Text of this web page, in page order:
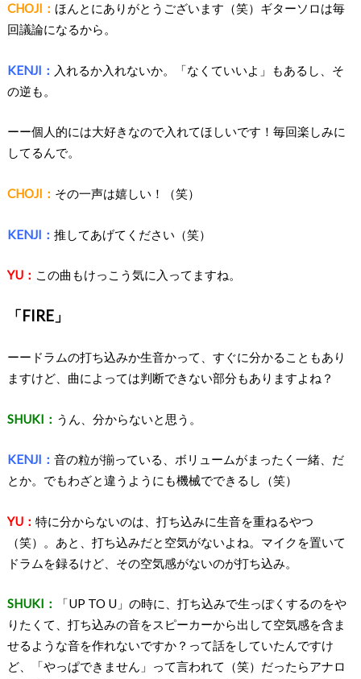
CHOJI： ほんとにありがとうございます（笑）ギターソロは毎
回議論になるから。
KENJI： 入れるか入れないか。「なくていいよ」もあるし、そ
の逆も。
ーー個人的には大好きなので入れてほしいです！毎回楽しみに
してるんで。
CHOJI： その一声は嬉しい！（笑）
KENJI： 推してあげてください（笑）
YU： この曲もけっこう気に入ってますね。
「FIRE」
ーードラムの打ち込みか生音かって、すぐに分かることもあり
ますけど、曲によっては判断できない部分もありますよね？
SHUKI： うん、分からないと思う。
KENJI： 音の粒が揃っている、ボリュームがまったく一緒、だ
とか。でもわざと違うようにも機械でできるし（笑）
YU： 特に分からないのは、打ち込みに生音を重ねるやつ
（笑）。あと、打ち込みだと空気がないよね。マイクを置いて
ドラムを録るけど、その空気感がないのが打ち込み。
SHUKI：
「UP TO U」の時に、打ち込みで生っぽくするのをや
りたくて、打ち込みの音をスピーカーから出して空気感を含ま
せるような音を作れないですか？って話をしていたんですけ
ど、「やっぱできません」って言われて（笑）だったらアナロ